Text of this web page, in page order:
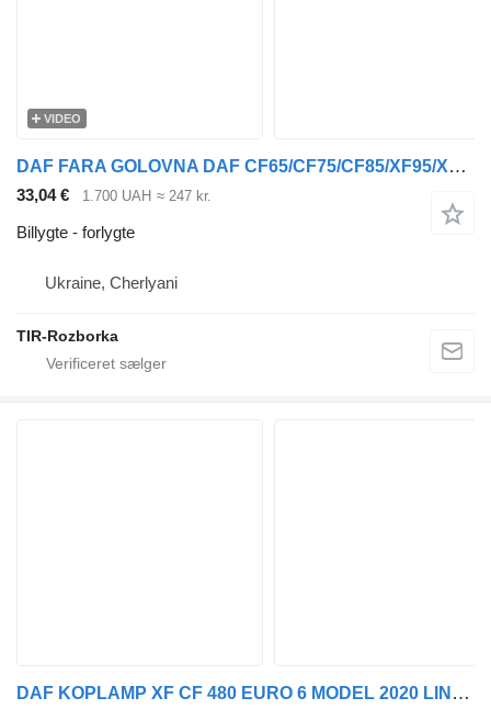
VIDEO
DAF FARA GOLOVNA DAF CF65/CF75/CF85/XF95/XF105 ELEKTR. REGUL. LIV. 1 forlygte til DAF 75CF, 95XF, XF105, 65CF, 85CF lastbil
33,04 € 1.700 UAH ≈ 247 kr.
Billygte - forlygte
Ukraine, Cherlyani
TIR-Rozborka
DAF KOPLAMP XF CF 480 EURO 6 MODEL 2020 LINKS 1916300 forlygte til lastbil